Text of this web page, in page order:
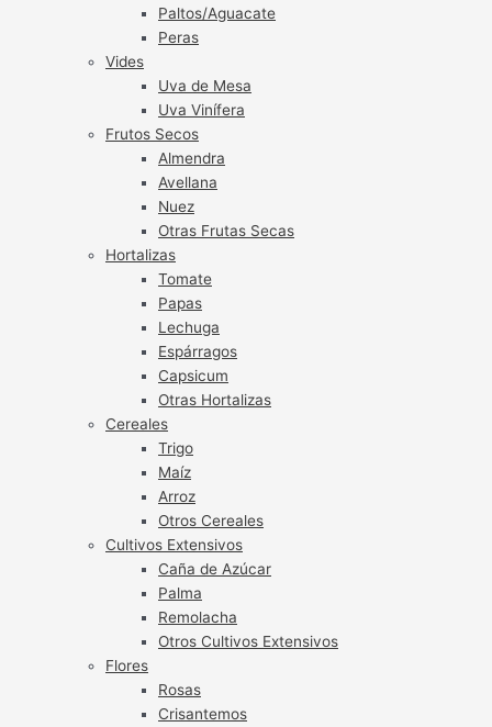
Paltos/Aguacate
Peras
Vides
Uva de Mesa
Uva Vinífera
Frutos Secos
Almendra
Avellana
Nuez
Otras Frutas Secas
Hortalizas
Tomate
Papas
Lechuga
Espárragos
Capsicum
Otras Hortalizas
Cereales
Trigo
Maíz
Arroz
Otros Cereales
Cultivos Extensivos
Caña de Azúcar
Palma
Remolacha
Otros Cultivos Extensivos
Flores
Rosas
Crisantemos